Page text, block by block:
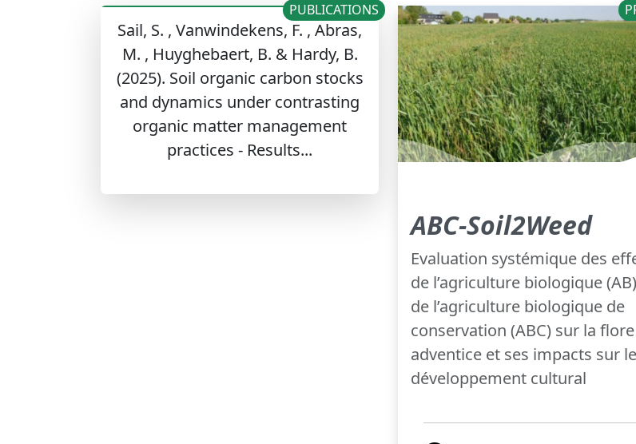
Sail, S. , Vanwindekens, F. , Abras,
M. , Huyghebaert, B. & Hardy, B.
(2025). Soil organic carbon stocks
and dynamics under contrasting
organic matter management
practices - Results...
PUBLICATIONS
ABC-Soil2Weed
Evaluation systémique des
de l’agriculture biologique
de l’agriculture biologique de
conservation (ABC) sur la flore
adventice et ses impacts sur le
développement cultural